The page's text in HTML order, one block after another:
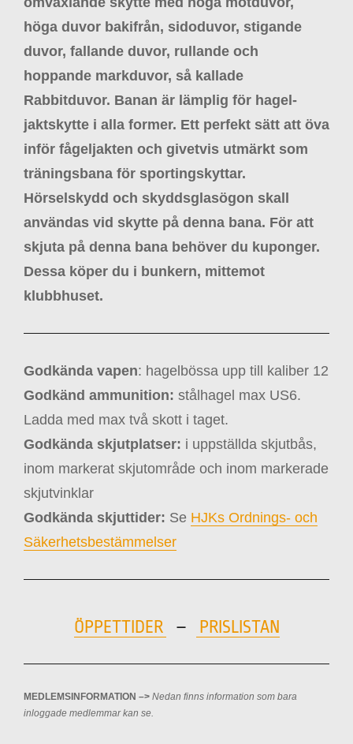
höga duvor bakifrån, sidoduvor, stigande
duvor, fallande duvor, rullande och
hoppande markduvor, så kallade
Rabbitduvor. Banan är lämplig för hagel-
jaktskytte i alla former. Ett perfekt sätt att öva
inför fågeljakten och givetvis utmärkt som
träningsbana för sportingskyttar.
Hörselskydd och skyddsglasögon skall
användas vid skytte på denna bana. För att
skjuta på denna bana behöver du kuponger.
Dessa köper du i bunkern, mittemot
klubbhuset.
Godkända vapen: hagelbössa upp till kaliber 12
Godkänd ammunition: stålhagel max US6.
Ladda med max två skott i taget.
Godkända skjutplatser: i uppställda skjutbås,
inom markerat skjutområde och inom markerade
skjutvinklar
Godkända skjuttider: Se HJKs Ordnings- och
Säkerhetsbestämmelser
ÖPPETTIDER – PRISLISTAN
MEDLEMSINFORMATION –> Nedan finns information som bara
inloggade medlemmar kan se.